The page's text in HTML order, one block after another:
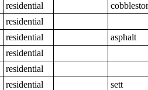
residential
residential
residential
asphalt
residential
residential
residential
sett